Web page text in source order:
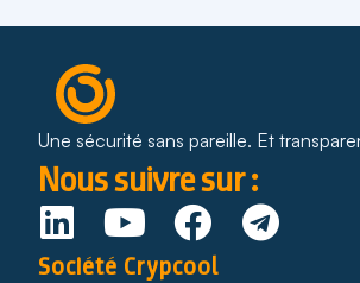
Une sécurité sans pareille. Et
Nous suivre sur :
Société Crypcool